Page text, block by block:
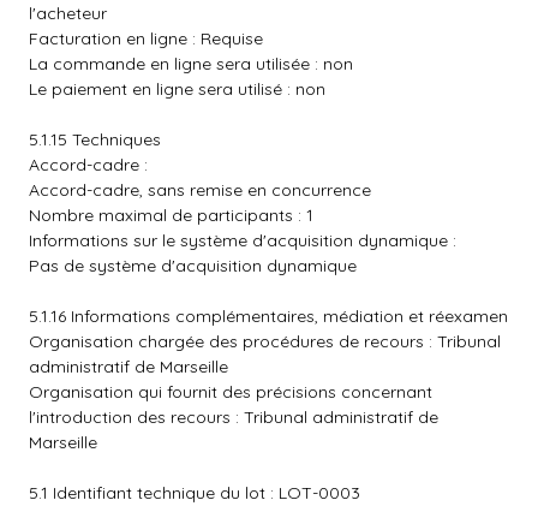
l'acheteur
Facturation en ligne : Requise
La commande en ligne sera utilisée : non
Le paiement en ligne sera utilisé : non
5.1.15 Techniques
Accord-cadre :
Accord-cadre, sans remise en concurrence
Nombre maximal de participants : 1
Informations sur le système d'acquisition dynamique :
Pas de système d'acquisition dynamique
5.1.16 Informations complémentaires, médiation et réexamen
Organisation chargée des procédures de recours : Tribunal
administratif de Marseille
Organisation qui fournit des précisions concernant
l'introduction des recours : Tribunal administratif de
Marseille
5.1 Identifiant technique du lot : LOT-0003